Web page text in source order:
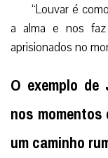
“Louvar é
a alma e nos
aprisionados no
O exemplo
nos
um caminho